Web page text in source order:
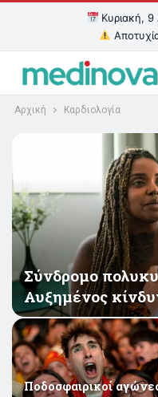
Κυριακή,
Αρχική Καρδιολογία
Σύνδρομο
Αυξημένος
Ποδοσφαιρικοί